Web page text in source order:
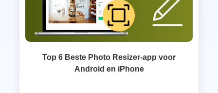
Top 6 Beste Photo Resizer-app voor
Android en iPhone